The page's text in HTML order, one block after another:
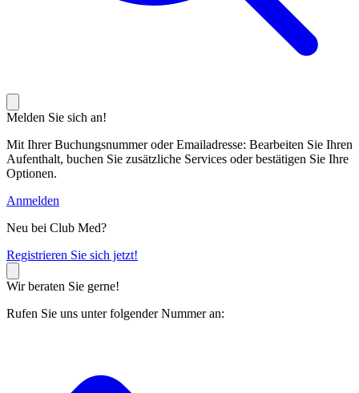
Melden Sie sich an!
Mit Ihrer Buchungsnummer oder Emailadresse: Bearbeiten Sie Ihren
Aufenthalt, buchen Sie zusätzliche Services oder bestätigen Sie Ihre
Optionen.
Anmelden
Neu bei Club Med?
Registrieren Sie sich jetzt!
Wir beraten Sie gerne!
Rufen Sie uns unter folgender Nummer an: